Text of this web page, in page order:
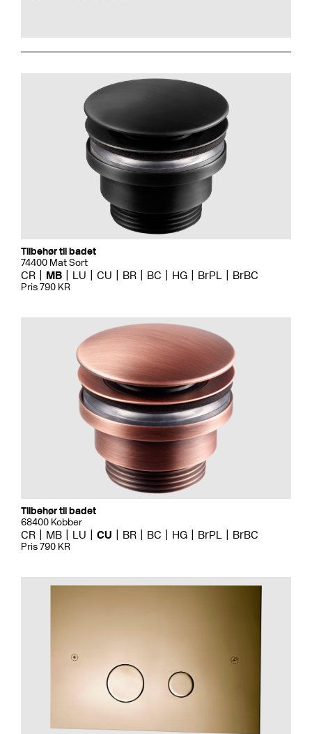
Tilbehør til badet
74400 Mat Sort
CR MB LU CU BR BC HG BrPL BrBC
Pris 790 KR
Tilbehør til badet
68400 Kobber
CR MB LU CU BR BC HG BrPL BrBC
Pris 790 KR